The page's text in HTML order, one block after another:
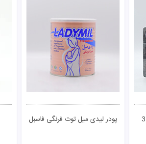
قرص مولتی ویتامین و امگا 3
پودر لیدی میل توت فرنگی فاسبل